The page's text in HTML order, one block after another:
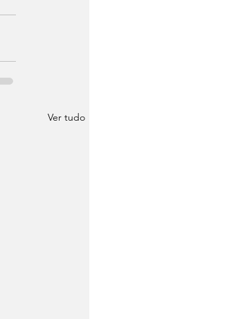
Ver tudo